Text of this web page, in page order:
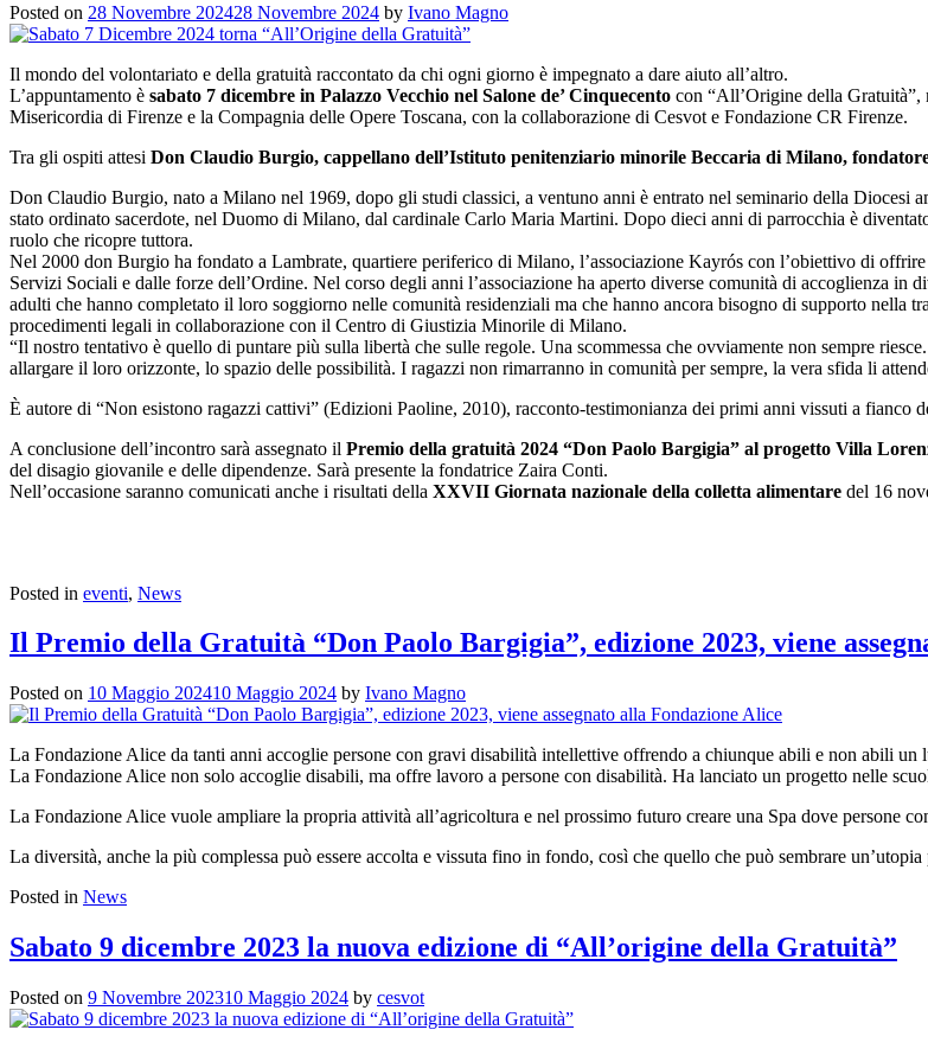
Posted on 28 Novembre 202428 Novembre 2024 by Ivano Magno
Il mondo del volontariato e della gratuità raccontato da chi ogni giorno è impegnato a dare aiuto all’altro.
L’appuntamento è sabato 7 dicembre in Palazzo Vecchio nel Salone de’ Cinquecento con “All’Origine della Gratuità”,
Misericordia di Firenze e la Compagnia delle Opere Toscana, con la collaborazione di Cesvot e Fondazione CR Firenze.
Tra gli ospiti attesi Don Claudio Burgio, cappellano dell’Istituto penitenziario minorile Beccaria di Milano, fondatore
Don Claudio Burgio, nato a Milano nel 1969, dopo gli studi classici, a ventuno anni è entrato nel seminario della Diocesi
stato ordinato sacerdote, nel Duomo di Milano, dal cardinale Carlo Maria Martini. Dopo dieci anni di parrocchia è
ruolo che ricopre tuttora.
Nel 2000 don Burgio ha fondato a Lambrate, quartiere periferico di Milano, l’associazione Kayrós con l’obiettivo di
Servizi Sociali e dalle forze dell’Ordine. Nel corso degli anni l’associazione ha aperto diverse comunità di accoglienza
adulti che hanno completato il loro soggiorno nelle comunità residenziali ma che hanno ancora bisogno di supporto nella
procedimenti legali in collaborazione con il Centro di Giustizia Minorile di Milano.
“Il nostro tentativo è quello di puntare più sulla libertà che sulle regole. Una scommessa che ovviamente non sempre
allargare il loro orizzonte, lo spazio delle possibilità. I ragazzi non rimarranno in comunità per sempre, la vera sfida li
È autore di “Non esistono ragazzi cattivi” (Edizioni Paoline, 2010), racconto-testimonianza dei primi anni vissuti a fianco
A conclusione dell’incontro sarà assegnato il Premio della gratuità 2024 “Don Paolo Bargigia” al progetto Villa
del disagio giovanile e delle dipendenze. Sarà presente la fondatrice Zaira Conti.
Nell’occasione saranno comunicati anche i risultati della XXVII Giornata nazionale della colletta alimentare del 16
Posted in eventi, News
Il Premio della Gratuità “Don Paolo Bargigia”, edizione 2023, viene
Posted on 10 Maggio 202410 Maggio 2024 by Ivano Magno
La Fondazione Alice da tanti anni accoglie persone con gravi disabilità intellettive offrendo a chiunque abili e non abili
La Fondazione Alice non solo accoglie disabili, ma offre lavoro a persone con disabilità. Ha lanciato un progetto nelle
La Fondazione Alice vuole ampliare la propria attività all’agricoltura e nel prossimo futuro creare una Spa dove persone
La diversità, anche la più complessa può essere accolta e vissuta fino in fondo, così che quello che può sembrare
Posted in News
Sabato 9 dicembre 2023 la nuova edizione di “All’origine della Gratuità”
Posted on 9 Novembre 202310 Maggio 2024 by cesvot